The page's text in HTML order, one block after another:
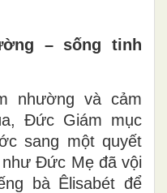
– sống tinh
nhường và cảm
Đức Giám mục
sang một quyết
Đức Mẹ đã vội
bà Êlisabét để